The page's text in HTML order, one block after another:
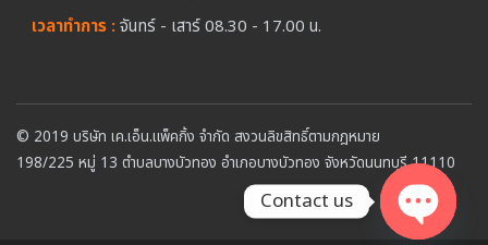
เวลาทำการ :จันทร์ - เสาร์ 08.30 - 17.00 น.
© 2019 บริษัท เค.เอ็น.แพ็คกิ้ง จำกัด สงวนลิขสิทธิ์ตามกฎหมาย
198/225 หมู่ 13 ตำบลบางบัวทอง อำเภอบางบัวทอง จังหวัดนนทบุรี 11110
Contact us